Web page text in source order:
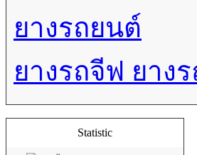
ยางรถยนต์
ยางรถจีฟ ยาง
Statistic